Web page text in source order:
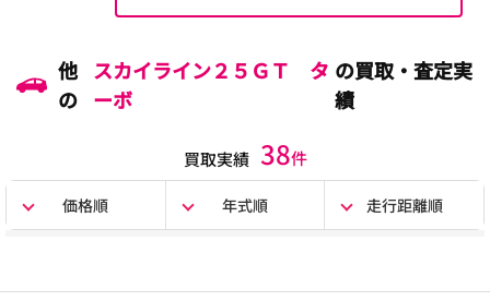
他
の
スカイライン２５ＧＴ タ
ーボ
の買取・査定実
績
買取実績 38件
価格順 年式順 走行距離順